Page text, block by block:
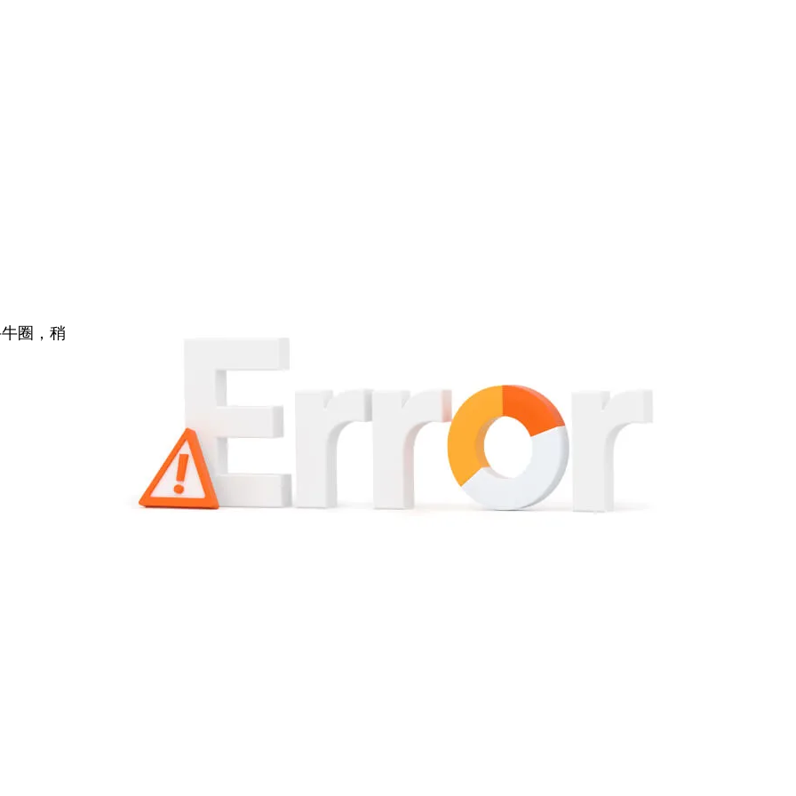
圈，稍